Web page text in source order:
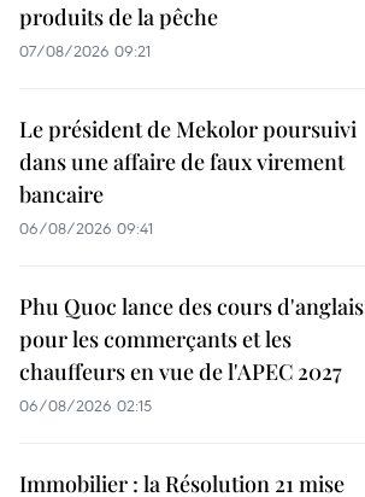
produits de la pêche
07/08/2026 09:21
Le président de Mekolor poursuivi
dans une affaire de faux virement
bancaire
06/08/2026 09:41
Phu Quoc lance des cours d'anglais
pour les commerçants et les
chauffeurs en vue de l'APEC 2027
06/08/2026 02:15
Immobilier : la Résolution 21 mise